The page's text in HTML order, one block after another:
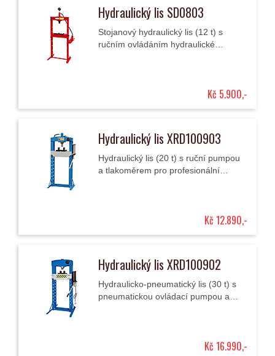
Hydraulický lis SD0803
Stojanový hydraulický lis (12 t) s
ručním ovládáním hydraulické
Kč 5.900,-
Hydraulický lis XRD100903
Hydraulický lis (20 t) s ruční pumpou
a tlakoměrem pro profesionální
Kč 12.890,-
Hydraulický lis XRD100902
Hydraulicko-pneumatický lis (30 t) s
pneumatickou ovládací pumpou a
Kč 16.990,-